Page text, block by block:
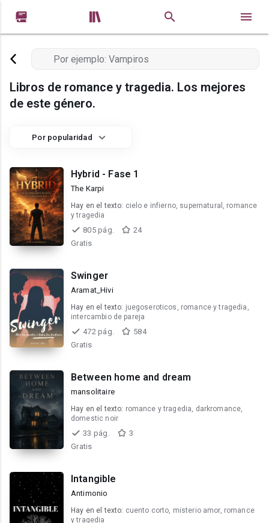
 
Libros de romance y tragedia. Los mejores
de este género.
Por popularidad
Hybrid - Fase 1
The Karpi
Hay en el texto: cielo e infierno, supernatural, romance
y tragedia
805 pág.
24
Gratis
Swinger
Aramat_Hivi
Hay en el texto: juegoseroticos, romance y tragedia,
intercambio de pareja
472 pág.
584
Gratis
Between home and dream
mansolitaire
Hay en el texto: romance y tragedia, darkromance,
domestic noir
33 pág.
3
Gratis
Intangible
Antimonio
Hay en el texto: cuento corto, misterio amor, romance
y tragedia